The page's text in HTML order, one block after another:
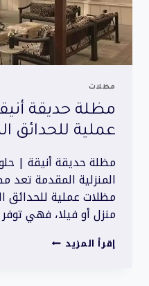
مظلات
مظلة حديقة
عملية للحدائق
مظلة حديقة أنيقة |
المنزلية المقدمة
مظلات عملية للحدائق
منزل أو فيلا، فهي
إقرأ المزيد مظلة